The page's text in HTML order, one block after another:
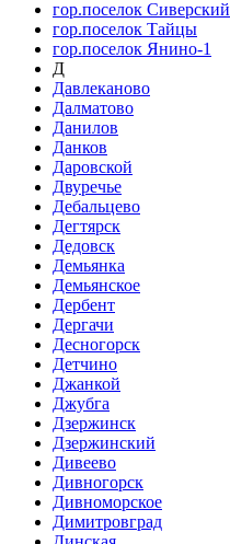
гор.поселок Сиверский
гор.поселок Тайцы
гор.поселок Янино-1
Д
Давлеканово
Далматово
Данилов
Данков
Даровской
Двуречье
Дебальцево
Дегтярск
Дедовск
Демьянка
Демьянское
Дербент
Дергачи
Десногорск
Детчино
Джанкой
Джубга
Дзержинск
Дзержинский
Дивеево
Дивногорск
Дивноморское
Димитровград